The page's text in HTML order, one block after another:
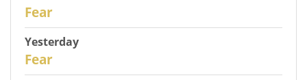
Fear
Yesterday
Fear